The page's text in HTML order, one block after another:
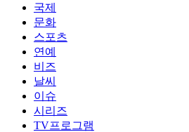
국제
문화
스포츠
연예
비즈
날씨
이슈
시리즈
TV프로그램